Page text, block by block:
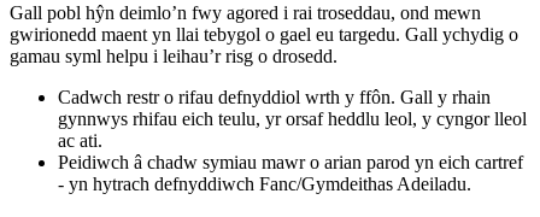
Gall pobl hŷn deimlo’n fwy agored i rai troseddau, ond mewn
gwirionedd maent yn llai tebygol o gael eu targedu. Gall ychydig o
gamau syml helpu i leihau’r risg o drosedd.
Cadwch restr o rifau defnyddiol wrth y ffôn. Gall y rhain
gynnwys rhifau eich teulu, yr orsaf heddlu leol, y cyngor lleol
ac ati.
Peidiwch â chadw symiau mawr o arian parod yn eich cartref
- yn hytrach defnyddiwch Fanc/Gymdeithas Adeiladu.